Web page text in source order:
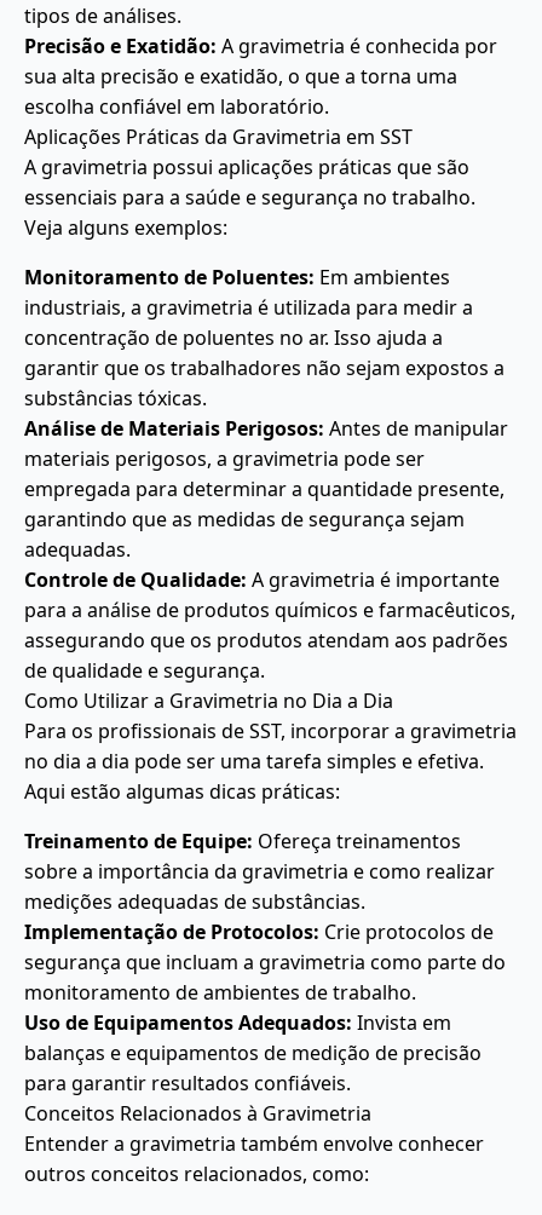
tipos de análises.
Precisão e Exatidão: A gravimetria é conhecida por
sua alta precisão e exatidão, o que a torna uma
escolha confiável em laboratório.
Aplicações Práticas da Gravimetria em SST
A gravimetria possui aplicações práticas que são
essenciais para a saúde e segurança no trabalho.
Veja alguns exemplos:
Monitoramento de Poluentes: Em ambientes
industriais, a gravimetria é utilizada para medir a
concentração de poluentes no ar. Isso ajuda a
garantir que os trabalhadores não sejam expostos a
substâncias tóxicas.
Análise de Materiais Perigosos: Antes de manipular
materiais perigosos, a gravimetria pode ser
empregada para determinar a quantidade presente,
garantindo que as medidas de segurança sejam
adequadas.
Controle de Qualidade: A gravimetria é importante
para a análise de produtos químicos e farmacêuticos,
assegurando que os produtos atendam aos padrões
de qualidade e segurança.
Como Utilizar a Gravimetria no Dia a Dia
Para os profissionais de SST, incorporar a gravimetria
no dia a dia pode ser uma tarefa simples e efetiva.
Aqui estão algumas dicas práticas:
Treinamento de Equipe: Ofereça treinamentos
sobre a importância da gravimetria e como realizar
medições adequadas de substâncias.
Implementação de Protocolos: Crie protocolos de
segurança que incluam a gravimetria como parte do
monitoramento de ambientes de trabalho.
Uso de Equipamentos Adequados: Invista em
balanças e equipamentos de medição de precisão
para garantir resultados confiáveis.
Conceitos Relacionados à Gravimetria
Entender a gravimetria também envolve conhecer
outros conceitos relacionados, como: